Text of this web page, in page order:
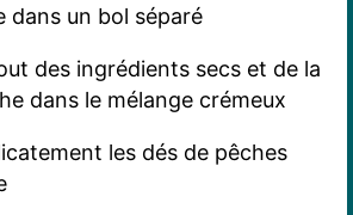
dans un bol séparé
des ingrédients secs et de la
dans le mélange crémeux
les dés de pêches